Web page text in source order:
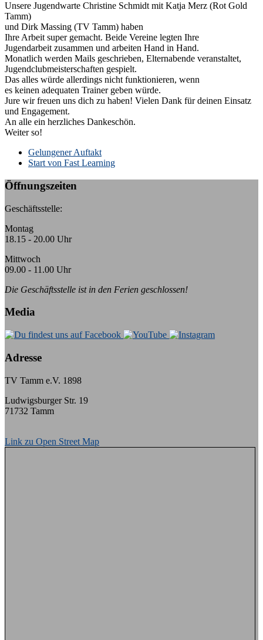
Unsere Jugendwarte Christine Schmidt mit Katja Merz (Rot Gold
Tamm)
und Dirk Massing (TV Tamm) haben
Ihre Arbeit super gemacht. Beide Vereine legten Ihre
Jugendarbeit zusammen und arbeiten Hand in Hand.
Monatlich werden Mails geschrieben, Elternabende veranstaltet,
Jugendclubmeisterschaften gespielt.
Das alles würde allerdings nicht funktionieren, wenn
es keinen adequaten Trainer geben würde.
Jure wir freuen uns dich zu haben! Vielen Dank für deinen Einsatz
und Engagement.
An alle ein herzliches Dankeschön.
Weiter so!
Gelungener Auftakt
Start von Fast Learning
Öffnungszeiten
Geschäftsstelle:
Montag
18.15 - 20.00 Uhr
Mittwoch
09.00 - 11.00 Uhr
Die Geschäftsstelle ist in den Ferien geschlossen!
Media
Adresse
TV Tamm e.V. 1898
Ludwigsburger Str. 19
71732 Tamm
Link zu Open Street Map